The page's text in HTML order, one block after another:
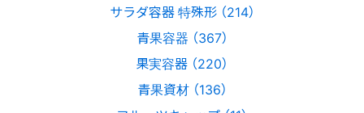
サラダ容器 特殊形 （214）
青果容器 （367）
果実容器 （220）
青果資材 （136）